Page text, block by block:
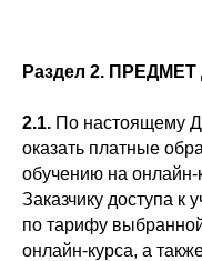
Раздел 2.
2.1. По настоящему
оказать платные
обучению на
Заказчику доступа к
по тарифу
онлайн-курса, а